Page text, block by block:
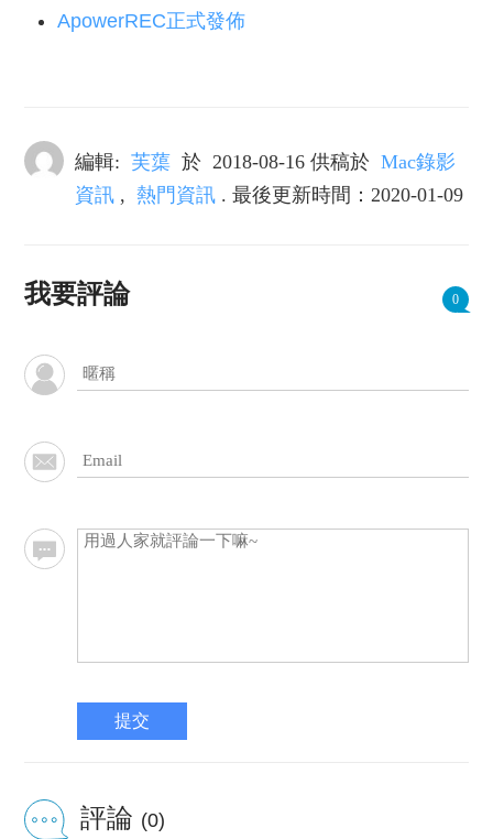
ApowerREC正式發佈
編輯: 芙蕖 於 2018-08-16 供稿於 Mac錄影
資訊 , 熱門資訊 . 最後更新時間：2020-01-09
我要評論 0
提交
評論 (0)